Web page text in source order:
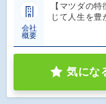
会社
概要
【マツダの
じて人生を
気にな